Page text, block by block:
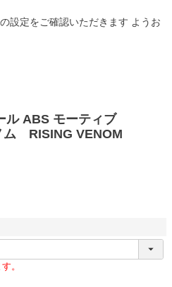
設定をご確認いただきます ようお
ル ABS モーティブ
ム RISING VENOM
。